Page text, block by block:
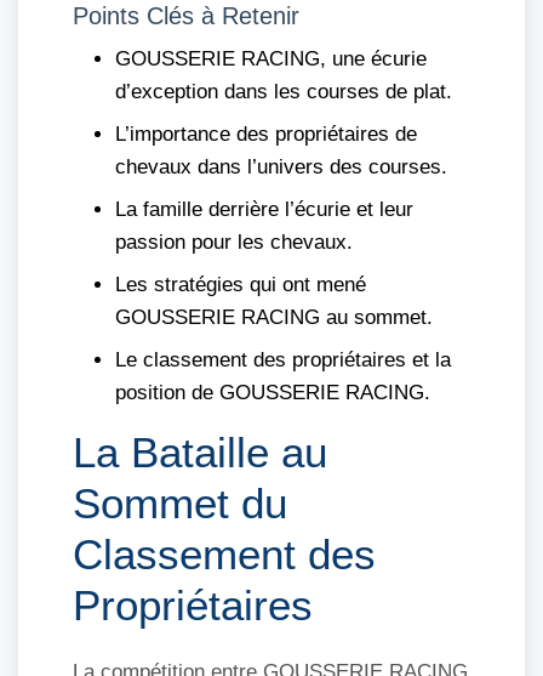
Points Clés à Retenir
GOUSSERIE RACING, une écurie
d’exception dans les courses de plat.
L’importance des propriétaires de
chevaux dans l’univers des courses.
La famille derrière l’écurie et leur
passion pour les chevaux.
Les stratégies qui ont mené
GOUSSERIE RACING au sommet.
Le classement des propriétaires et la
position de GOUSSERIE RACING.
La Bataille au
Sommet du
Classement des
Propriétaires